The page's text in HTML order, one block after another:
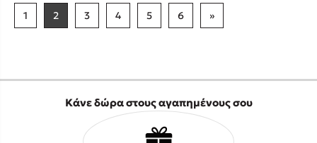
1 2 3 4 5 6 »
Κάνε δώρα στους αγαπημένους σου